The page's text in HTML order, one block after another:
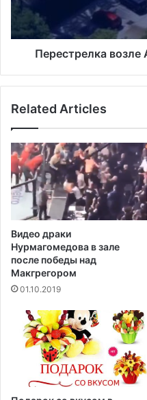
Перестрелка
Related Articles
Видео драки
Нурмагомедова в зале
после победы над
Макгрегором‍
01.10.2019